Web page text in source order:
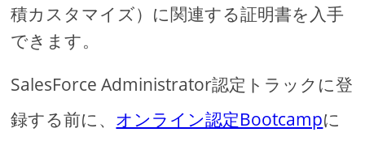
積カスタマイズ）に関連する証明書を入手
できます。
SalesForce Administrator認定トラックに登
録する前に、 オンライン認定Bootcampに